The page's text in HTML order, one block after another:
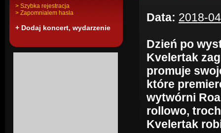
> Szybka rejestracja
> Zapomnialem hasla
+ Dodaj koncert, wydarzenie
Data: 2018-
Dzień po
Kvelertak
promuje
które
wytwórni
rollowo,
Kvelertak